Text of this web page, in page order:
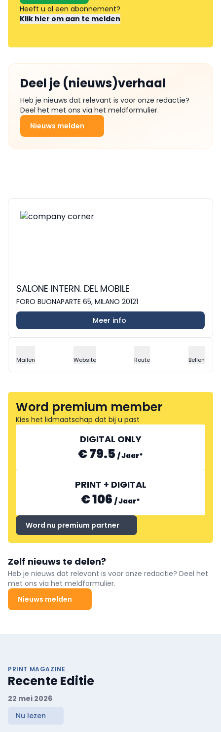
Heeft u al een abonnement?
Klik hier om aan te melden
Deel je (nieuws)verhaal
Heb je nieuws dat relevant is voor onze redactie?
Deel het met ons via het meldformulier.
Nieuws melden
SALONE INTERN. DEL MOBILE
FORO BUONAPARTE 65, MILANO 20121
Meer info
Mailen Website Route Bellen
Word premium member
Kies het lidmaatschap dat bij u past
DIGITAL ONLY
€ 79.5 /Jaar*
PRINT + DIGITAL
€ 106 /Jaar*
Word nu premium partner
Zelf nieuws te delen?
Heb je nieuws dat relevant is voor onze redactie? Deel het
met ons via het meldformulier.
Nieuws melden
PRINT MAGAZINE
Recente Editie
22 mei 2026
Nu lezen